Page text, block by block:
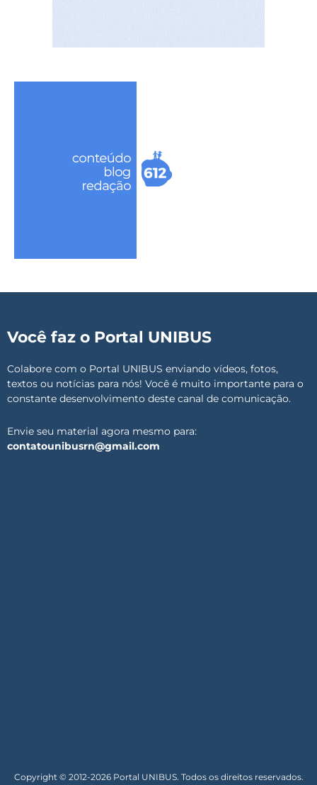
Você faz o Portal UNIBUS
Colabore com o Portal UNIBUS enviando vídeos, fotos,
textos ou notícias para nós! Você é muito importante para o
constante desenvolvimento deste canal de comunicação.
Envie seu material agora mesmo para:
contatounibusrn@gmail.com
Copyright © 2012-2026 Portal UNIBUS. Todos os direitos reservados.